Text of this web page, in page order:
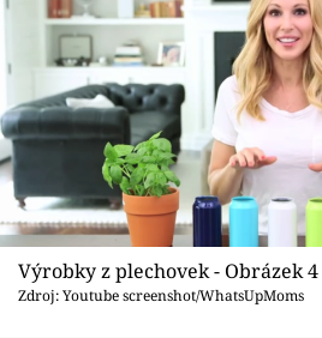
Výrobky z plechovek - Obrázek 4
Zdroj: Youtube screenshot/WhatsUpMoms